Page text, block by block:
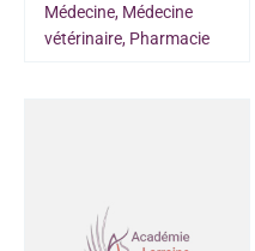
Médecine, Médecine
vétérinaire, Pharmacie